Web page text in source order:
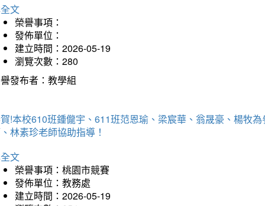
文
榮譽事項：
發佈單位：
建立時間：2026-05-19
瀏覽次數：280
發布者：教學組
!本校610班鍾儱宇、611班范恩瑜、梁宸華、翁晟豪、楊牧
林素珍老師協助指導！
文
榮譽事項：桃園市競賽
發佈單位：教務處
建立時間：2026-05-19